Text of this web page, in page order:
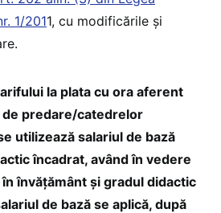
1/2011, cu modificările și
la plata cu ora aferent
predare/catedrelor
utilizează salariul de bază
încadrat, având în vedere
învățământ și gradul didactic
de bază se aplică, după